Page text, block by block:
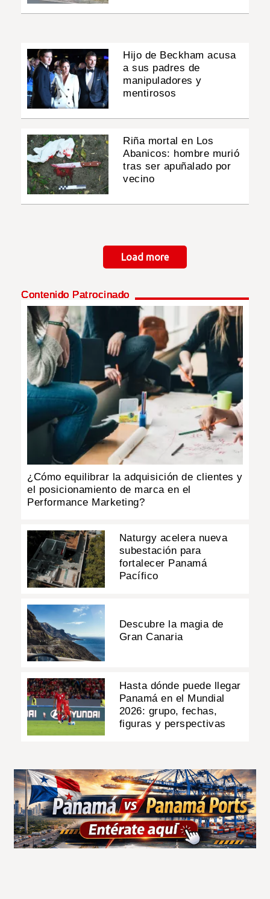
Hijo de Beckham acusa
a sus padres de
manipuladores y
mentirosos
Riña mortal en Los
Abanicos: hombre murió
tras ser apuñalado por
vecino
Load more
Contenido Patrocinado
¿Cómo equilibrar la adquisición de clientes y
el posicionamiento de marca en el
Performance Marketing?
Naturgy acelera nueva
subestación para
fortalecer Panamá
Pacífico
Descubre la magia de
Gran Canaria
Hasta dónde puede llegar
Panamá en el Mundial
2026: grupo, fechas,
figuras y perspectivas